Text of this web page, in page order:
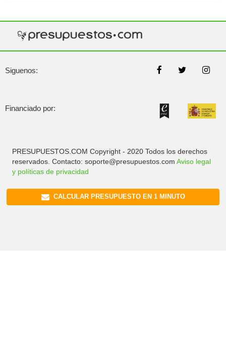
Siguenos:
Financiado por:
PRESUPUESTOS.COM Copyright - 2020 Todos los derechos
reservados. Contacto: soporte@presupuestos.com Aviso legal
y políticas de privacidad
CALCULAR PRESUPUESTO EN 1 MINUTO